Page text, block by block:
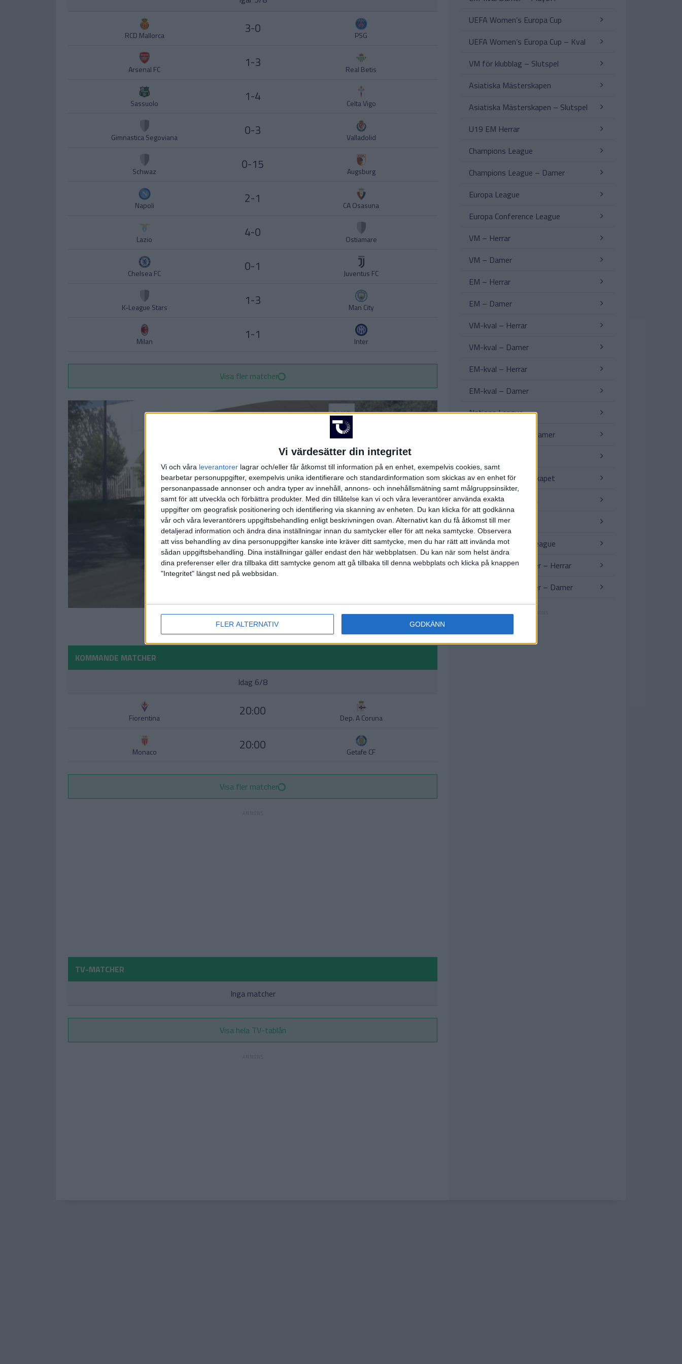
Vi värdesätter din integritet
Vi och våra leverantorer lagrar och/eller får åtkomst till information på en enhet, exempelvis cookies, samt
bearbetar personuppgifter, exempelvis unika identifierare och standardinformation som skickas av en enhet för
personanpassade annonser och andra typer av innehåll, annons- och innehållsmätning samt målgruppsinsikter,
samt för att utveckla och förbättra produkter. Med din tillåtelse kan vi och våra leverantörer använda exakta
uppgifter om geografisk positionering och identifiering via skanning av enheten. Du kan klicka för att godkänna
vår och våra leverantörers uppgiftsbehandling enligt beskrivningen ovan. Alternativt kan du få åtkomst till mer
detaljerad information och ändra dina inställningar innan du samtycker eller för att neka samtycke. Observera
att viss behandling av dina personuppgifter kanske inte kräver ditt samtycke, men du har rätt att invända mot
sådan uppgiftsbehandling. Dina inställningar gäller endast den här webbplatsen. Du kan när som helst ändra
dina preferenser eller dra tillbaka ditt samtycke genom att gå tillbaka till denna webbplats och klicka på knappen
"Integritet" längst ned på webbsidan.
FLER ALTERNATIV GODKÄNN
RCD Mallorca 3-0 PSG
Arsenal FC 1-3 Real Betis
Sassuolo 1-4 Celta Vigo
Gimnastica Segoviana 0-3 Valladolid
Schwaz 0-15 Augsburg
Napoli 2-1 CA Osasuna
Lazio 4-0 Ostiamare
Chelsea FC 0-1 Juventus FC
K-League Stars 1-3 Man City
Milan 1-1 Inter
Visa fler matcher
KOMMANDE MATCHER
Idag 6/8
Fiorentina 20:00 Dep. A Coruna
Monaco 20:00 Getafe CF
Visa fler matcher
TV-MATCHER
Inga matcher
Visa hela TV-tablån
UEFA Women’s Europa Cup
UEFA Women’s Europa Cup – Kval
VM för klubblag – Slutspel
Asiatiska Mästerskapen
Asiatiska Mästerskapen – Slutspel
U19 EM Herrar
Champions League
Champions League – Damer
Europa League
Europa Conference League
VM – Herrar
VM – Damer
EM – Herrar
EM – Damer
VM-kval – Herrar
VM-kval – Damer
EM-kval – Herrar
EM-kval – Damer
Nations League
Nations League – Damer
Afrikanska Mästerskapet
VM-kval Sydamerika
Copa America
AFC – Champions League
Träningslandskamper – Herrar
Träningslandskamper – Damer